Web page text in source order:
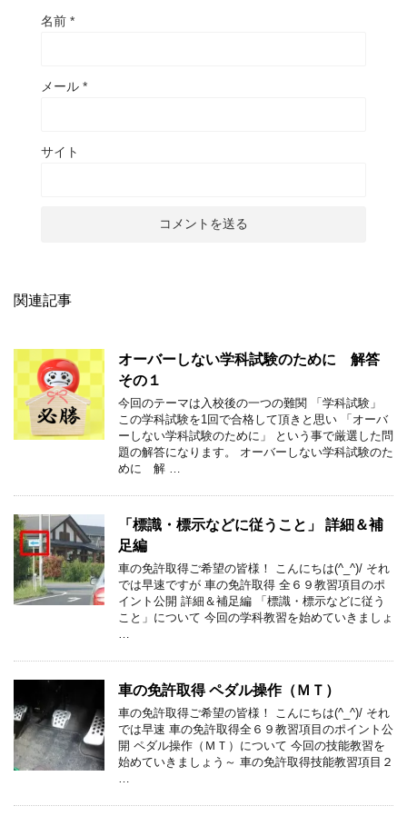
名前 *
メール *
サイト
関連記事
オーバーしない学科試験のために 解答
その１
今回のテーマは入校後の一つの難関 「学科試験」
この学科試験を1回で合格して頂きと思い 「オーバ
ーしない学科試験のために」 という事で厳選した問
題の解答になります。 オーバーしない学科試験のた
めに 解 …
「標識・標示などに従うこと」 詳細＆補
足編
車の免許取得ご希望の皆様！ こんにちは(^_^)/ それ
では早速ですが 車の免許取得 全６９教習項目のポ
イント公開 詳細＆補足編 「標識・標示などに従う
こと」について 今回の学科教習を始めていきましょ
…
車の免許取得 ペダル操作（ＭＴ）
車の免許取得ご希望の皆様！ こんにちは(^_^)/ それ
では早速 車の免許取得全６９教習項目のポイント公
開 ペダル操作（ＭＴ）について 今回の技能教習を
始めていきましょう～ 車の免許取得技能教習項目２
…